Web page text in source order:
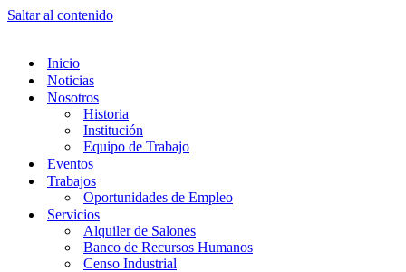
Saltar al contenido
Inicio
Noticias
Nosotros
Historia
Institución
Equipo de Trabajo
Eventos
Trabajos
Oportunidades de Empleo
Servicios
Alquiler de Salones
Banco de Recursos Humanos
Censo Industrial